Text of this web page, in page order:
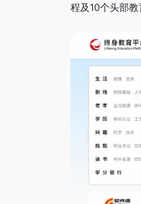
程及10个头部